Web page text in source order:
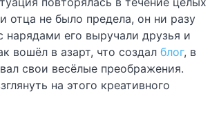
отца не было предела, он ни разу
нарядами его выручали друзья и
вошёл в азарт, что создал блог, в
свои весёлые преображения.
на этого креативного